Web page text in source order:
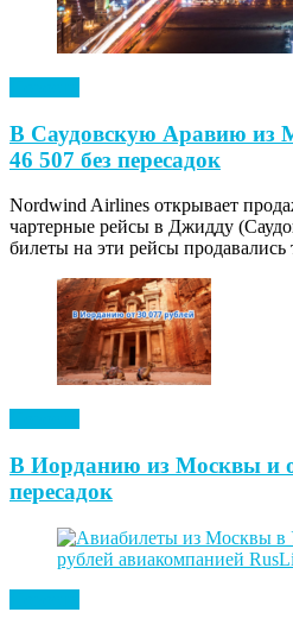
В Саудовскую Аравию из
46 507 без пересадок
Nordwind Airlines открывает
чартерные рейсы в Джидду
билеты на эти рейсы продавались
В Иорданию из Москвы и
пересадок